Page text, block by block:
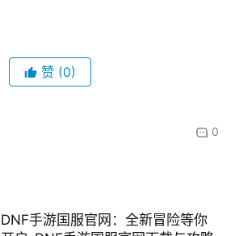
赞 (0)
0
DNF手游国服官网：全新冒险等你